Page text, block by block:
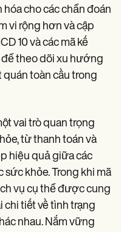
cho các chẩn đoán
vi rộng hơn và cập
10 và các mã kế
theo dõi xu hướng
toàn cầu trong
vai trò quan trọng
từ thanh toán và
hiệu quả giữa các
sức khỏe. Trong khi mã
vụ cụ thể được cung
chi tiết về tình trạng
nhau. Nắm vững